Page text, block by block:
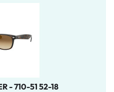
- 710-51 52-18